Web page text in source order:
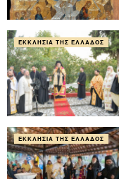
ΕΚΚΛΗΣΊΑ ΤΗΣ ΕΛΛΆΔΟΣ
ΕΚΚΛΗΣΊΑ ΤΗΣ ΕΛΛΆΔΟΣ